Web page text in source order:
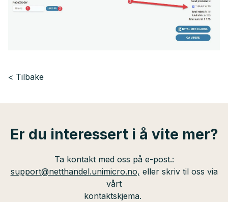
Tilbake
Er du interessert i å vite mer?
Ta kontakt med oss på e-post.:
support@netthandel.unimicro.no, eller skriv til oss via
vårt
kontaktskjema.